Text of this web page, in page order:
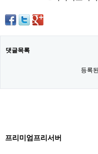
댓글목록
등록
프리미엄프리서버